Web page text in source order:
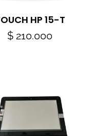
HP 15-T
$ 210.000